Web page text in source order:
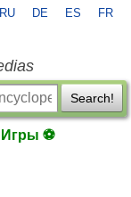
RU DE ES FR
Search!
Игры ⚽